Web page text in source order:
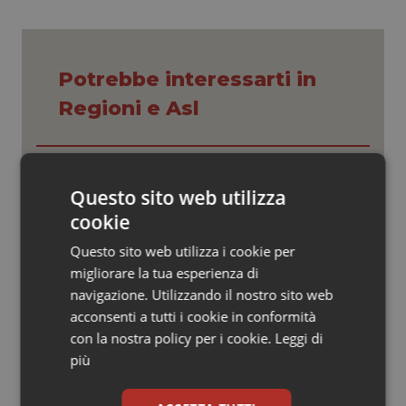
Oncologia & Nutrizione
Psoriasi & pelle
Quotidiano Cardiologia
Quotidiano Oncologia
Quotidiano Pediatria
Potrebbe interessarti in
Regioni e Asl
comprendere il presente
Regione Lombardia scrive al ministro
Schillaci: “Gli attuali indicatori non
fotografano la qualità reale del Ssn”
Case di comunità. La sfida ora è
Questo sito web utilizza
cookie
Questo sito web utilizza i cookie per
migliorare la tua esperienza di
navigazione. Utilizzando il nostro sito web
acconsenti a tutti i cookie in conformità
con la nostra policy per i cookie. Leggi di
più